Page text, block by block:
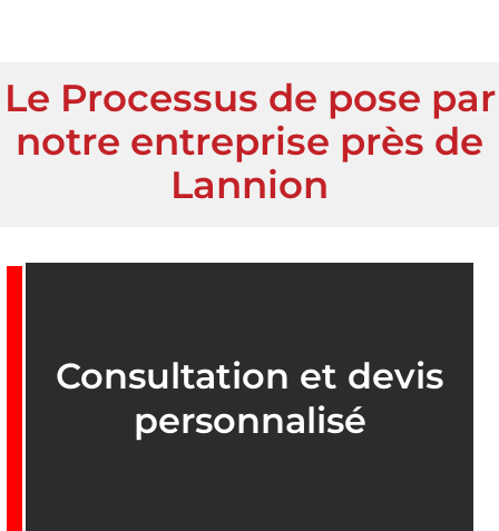
Le Processus de pose par
notre entreprise près de
Lannion
Consultation et devis
personnalisé